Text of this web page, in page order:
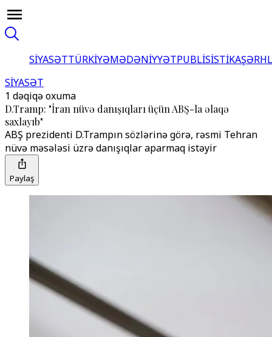
SİYASƏTTÜRKİYƏMƏDƏNİYYƏTPUBLİSİSTİKA
SİYASƏT
1 dəqiqə oxuma
D.Tramp: "İran nüvə danışıqları üçün ABŞ-la əlaqə
saxlayıb"
ABŞ prezidenti D.Trampın sözlərinə görə, rəsmi Tehran
nüvə məsələsi üzrə danışıqlar aparmaq istəyir
Paylaş